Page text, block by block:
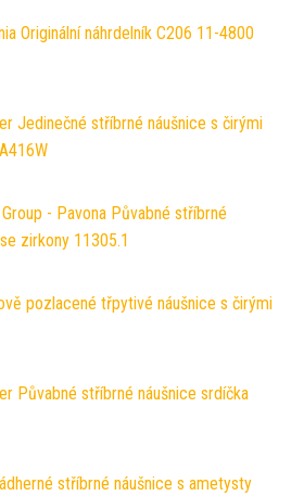
Originální náhrdelník C206 11-4800
Jedinečné stříbrné náušnice s čirými
Group - Pavona Půvabné stříbrné
zirkony 11305.1
pozlacené třpytivé náušnice s čirými
Půvabné stříbrné náušnice srdíčka
stříbrné náušnice s ametysty